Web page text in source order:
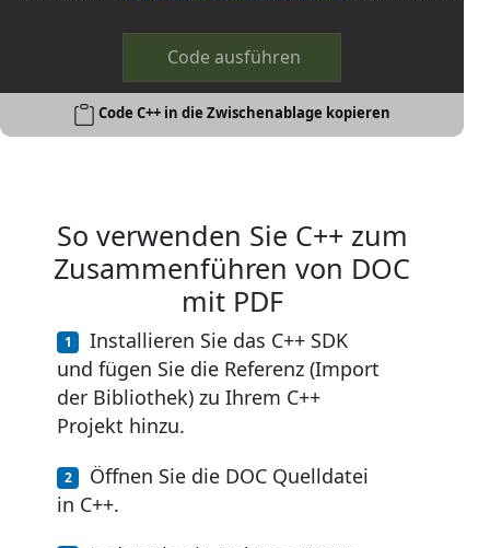
Code ausführen
Code C++ in die Zwischenablage kopieren
So verwenden Sie C++ zum
Zusammenführen von DOC
mit PDF
Installieren Sie das C++ SDK
und fügen Sie die Referenz (Import
der Bibliothek) zu Ihrem C++
Projekt hinzu.
Öffnen Sie die DOC Quelldatei
in C++.